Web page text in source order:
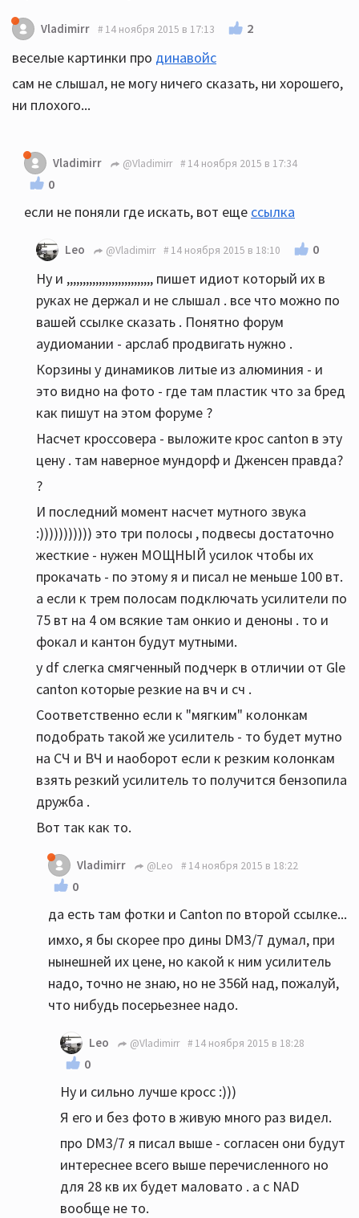
Vladimirr 14 ноября 2015 в 17:13 2
веселые картинки про динавойс
сам не слышал, не могу ничего сказать, ни хорошего,
ни плохого...
Vladimirr @Vladimirr 14 ноября 2015 в 17:34
0
если не поняли где искать, вот еще ссылка
Leo @Vladimirr 14 ноября 2015 в 18:10 0
Ну и ,,,,,,,,,,,,,,,,,,,,,,,,,,, пишет идиот который их в
руках не держал и не слышал . все что можно по
вашей ссылке сказать . Понятно форум
аудиомании - арслаб продвигать нужно .
Корзины у динамиков литые из алюминия - и
это видно на фото - где там пластик что за бред
как пишут на этом форуме ?
Насчет кроссовера - выложите крос canton в эту
цену . там наверное мундорф и Дженсен правда?
?
И последний момент насчет мутного звука
:))))))))))) это три полосы , подвесы достаточно
жесткие - нужен МОЩНЫЙ усилок чтобы их
прокачать - по этому я и писал не меньше 100 вт.
а если к трем полосам подключать усилители по
75 вт на 4 ом всякие там онкио и деноны . то и
фокал и кантон будут мутными.
у df слегка смягченный подчерк в отличии от Gle
canton которые резкие на вч и сч .
Соответственно если к "мягким" колонкам
подобрать такой же усилитель - то будет мутно
на СЧ и ВЧ и наоборот если к резким колонкам
взять резкий усилитель то получится бензопила
дружба .
Вот так как то.
Vladimirr @Leo 14 ноября 2015 в 18:22
0
да есть там фотки и Canton по второй ссылке...
имхо, я бы скорее про дины DM3/7 думал, при
нынешней их цене, но какой к ним усилитель
надо, точно не знаю, но не 356й над, пожалуй,
что нибудь посерьезнее надо.
Leo @Vladimirr 14 ноября 2015 в 18:28
0
Ну и сильно лучше кросс :)))
Я его и без фото в живую много раз видел.
про DM3/7 я писал выше - согласен они будут
интереснее всего выше перечисленного но
для 28 кв их будет маловато . а c NAD
вообще не то.